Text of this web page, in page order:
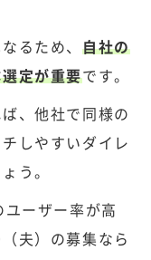
るため、自社の
定が重要です。
、他社で同様の
しやすいダイレ
う。
ーザー率が高
夫）の募集なら